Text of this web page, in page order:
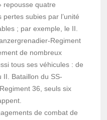
repousse quatre
subies par l’unité
; par exemple, le II.
Regiment
de nombreux
tous ses véhicules : de
II. Bataillon du SS-
36, seuls six
de combat de